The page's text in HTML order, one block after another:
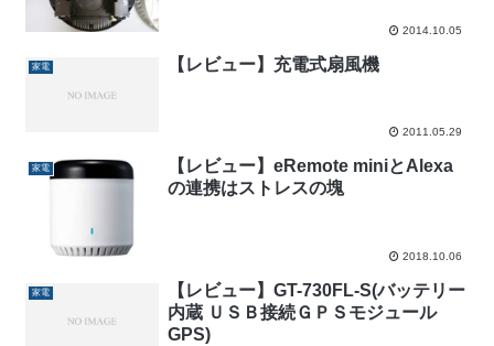
2014.10.05
家電 【レビュー】充電式扇風機
2011.05.29
家電
【レビュー】eRemote miniとAlexa
の連携はストレスの塊
2018.10.06
家電
【レビュー】GT-730FL-S(バッテリー
内蔵 ＵＳＢ接続ＧＰＳモジュール
GPS)